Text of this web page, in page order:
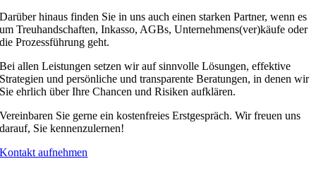
Darüber hinaus finden Sie in uns auch einen starken Partner, wenn es
um Treuhandschaften, Inkasso, AGBs, Unternehmens(ver)käufe oder
die Prozessführung geht.
Bei allen Leistungen setzen wir auf sinnvolle Lösungen, effektive
Strategien und persönliche und transparente Beratungen, in denen wir
Sie ehrlich über Ihre Chancen und Risiken aufklären.
Vereinbaren Sie gerne ein kostenfreies Erstgespräch. Wir freuen uns
darauf, Sie kennenzulernen!
Kontakt aufnehmen